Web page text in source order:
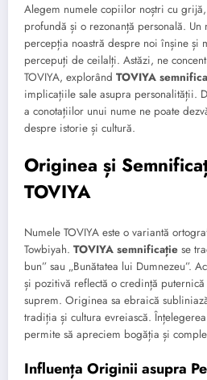
Alegem numele copiilor noștri cu
profundă și o rezonanță personală. Un
percepția noastră despre noi înșine și
percepuți de ceilalți. Astăzi, ne
TOVIYA, explorând TOVIYA
implicațiile sale asupra personalității.
a conotațiilor unui nume ne poate
despre istorie și cultură.
Originea și
TOVIYA
Numele TOVIYA este o variantă
Towbiyah. TOVIYA semnificație se
bun” sau „Bunătatea lui Dumnezeu”.
și pozitivă reflectă o credință
suprem. Originea sa ebraică
tradiția și cultura evreiască. Înțelegerea
permite să apreciem bogăția și
Influența Originii asupra